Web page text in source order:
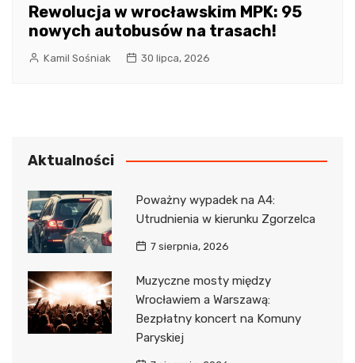
Rewolucja w wrocławskim MPK: 95
nowych autobusów na trasach!
Kamil Sośniak 30 lipca, 2026
Aktualności
Poważny wypadek na A4:
Utrudnienia w kierunku Zgorzelca
7 sierpnia, 2026
Muzyczne mosty między
Wrocławiem a Warszawą:
Bezpłatny koncert na Komuny
Paryskiej